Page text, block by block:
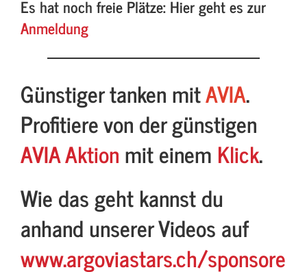
Es hat noch freie Plätze: Hier geht es zur
Anmeldung
Günstiger tanken mitAVIA.
Profitiere von der günstigen
AVIA Aktionmit einem Klick.
Wie das geht kannst du
anhand unserer Videos auf
www.argoviastars.ch/sponsore